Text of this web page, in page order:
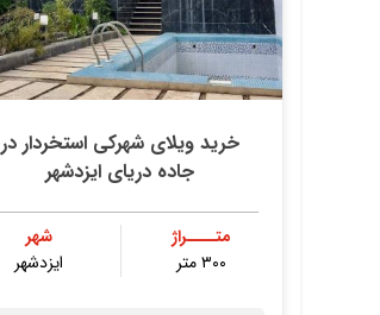
خرید ویلای شهرکی استخردار در
جاده دریای ایزدشهر
متــــراژ
۳۰۰ متر
شهر
ایزدشهر